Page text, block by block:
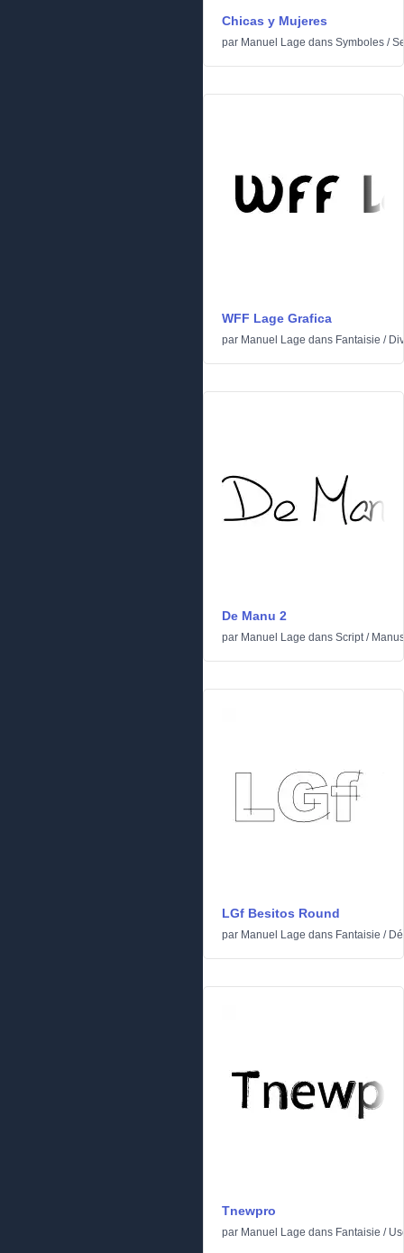
Chicas y Mujeres
par Manuel Lage dans Symboles /
WFF Lage Grafica
par Manuel Lage dans Fantaisie /
De Manu 2
par Manuel Lage dans Script/
LGf Besitos Round
par Manuel Lage dans Fantaisie /
Tnewpro
par Manuel Lage dans Fantaisie /